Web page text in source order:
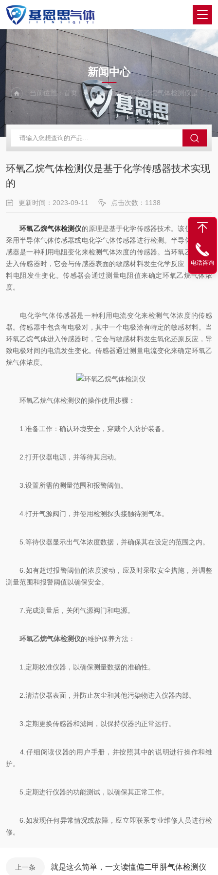
NEWS
新闻中心
当前位置： 首页 新闻中心 环氧乙烷气体检测仪是基于化学传感器技术实现的
环氧乙烷气体检测仪是基于化学传感器技术实现
的
更新时间：2023-09-11 点击次数：1138
环氧乙烷气体检测仪的原理是基于化学传感器技术。该仪器通常
采用半导体气体传感器或电化学气体传感器进行检测。半导体气体传
感器是一种利用电阻变化来检测气体浓度的传感器。当环氧乙烷气体
进入传感器时，它会与传感器表面的敏感材料发生化学反应，导致材
料电阻发生变化。传感器会通过测量电阻值来确定环氧乙烷气体浓
度。
电化学气体传感器是一种利用电流变化来检测气体浓度的传感
器。传感器中包含有电极对，其中一个电极涂有特定的敏感材料。当
环氧乙烷气体进入传感器时，它会与敏感材料发生氧化还原反应，导
致电极对间的电流发生变化。传感器通过测量电流变化来确定环氧乙
烷气体浓度。
环氧乙烷气体检测仪的操作使用步骤：
1.准备工作：确认环境安全，穿戴个人防护装备。
2.打开仪器电源，并等待其启动。
3.设置所需的测量范围和报警阈值。
4.打开气源阀门，并使用检测探头接触待测气体。
5.等待仪器显示出气体浓度数据，并确保其在设定的范围之内。
6.如有超过报警阈值的浓度波动，应及时采取安全措施，并调整
测量范围和报警阈值以确保安全。
7.完成测量后，关闭气源阀门和电源。
环氧乙烷气体检测仪的维护保养方法：
1.定期校准仪器，以确保测量数据的准确性。
2.清洁仪器表面，并防止灰尘和其他污染物进入仪器内部。
3.定期更换传感器和滤网，以保持仪器的正常运行。
4.仔细阅读仪器的用户手册，并按照其中的说明进行操作和维
护。
5.定期进行仪器的功能测试，以确保其正常工作。
6.如发现任何异常情况或故障，应立即联系专业维修人员进行检
修。
上一条 就是这么简单，一文读懂偏二甲肼气体检测仪
电话咨询